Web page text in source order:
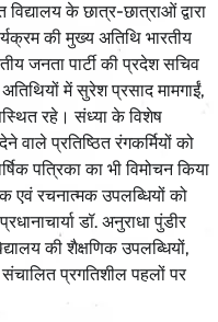
के छात्र-छात्राओं द्वारा
की मुख्य अतिथि भारतीय
जनता पार्टी की प्रदेश सचिव
में सुरेश प्रसाद मामगाईं,
रहे। संध्या के विशेष
वाले प्रतिष्ठित रंगकर्मियों को
पत्रिका का भी विमोचन किया
एवं रचनात्मक उपलब्धियों को
डॉ. अनुराधा पुंडीर
की शैक्षणिक उपलब्धियों,
प्रगतिशील पहलों पर